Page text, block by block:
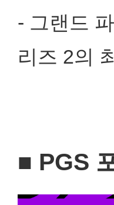
- 그랜드
리즈 2의
■ PGS